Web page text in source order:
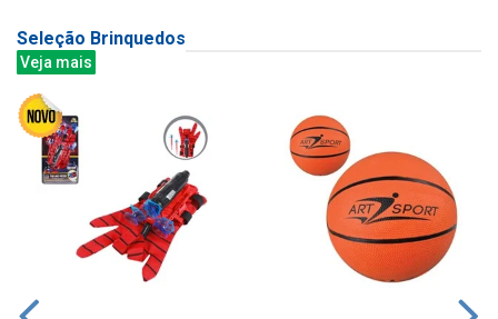
Seleção Brinquedos
Veja mais